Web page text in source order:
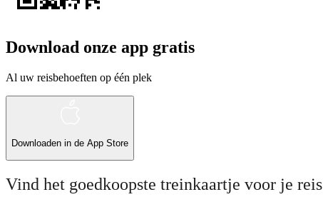
Download onze app gratis
Al uw reisbehoeften op één plek
Downloaden in de App Store
Vind het goedkoopste treinkaartje voor je reis